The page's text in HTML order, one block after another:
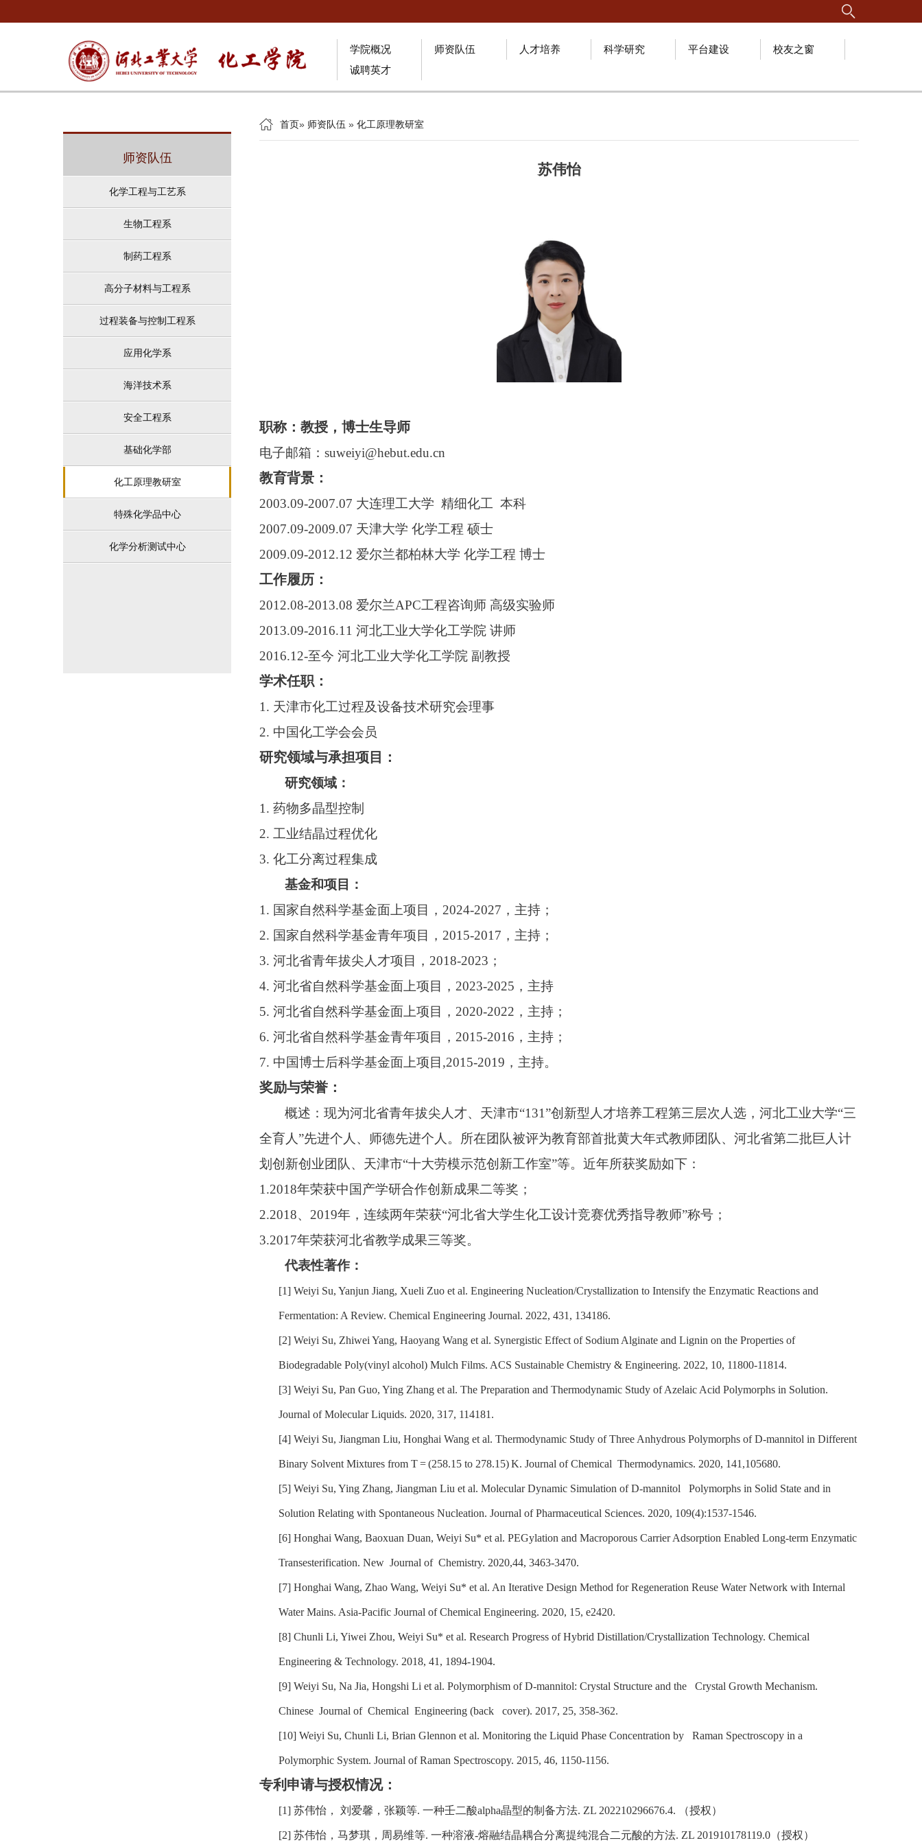
学院概况 师资队伍 人才培养 科学研究 平台建设
校友之窗
诚聘英才
师资队伍
化学工程与工艺系
生物工程系
制药工程系
高分子材料与工程系
过程装备与控制工程系
应用化学系
海洋技术系
安全工程系
基础化学部
化工原理教研室
特殊化学品中心
化学分析测试中心
首页» 师资队伍 » 化工原理教研室
苏伟怡
职称：教授，博士生导师
电子邮箱：suweiyi@hebut.edu.cn
教育背景：
2003.09-2007.07 大连理工大学 精细化工 本科
2007.09-2009.07 天津大学 化学工程 硕士
2009.09-2012.12 爱尔兰都柏林大学 化学工程 博士
工作履历：
2012.08-2013.08 爱尔兰APC工程咨询师 高级实验师
2013.09-2016.11 河北工业大学化工学院 讲师
2016.12-至今 河北工业大学化工学院 副教授
学术任职：
1. 天津市化工过程及设备技术研究会理事
2. 中国化工学会会员
研究领域与承担项目：
研究领域：
1. 药物多晶型控制
2. 工业结晶过程优化
3. 化工分离过程集成
基金和项目：
1. 国家自然科学基金面上项目，2024-2027，主持；
2. 国家自然科学基金青年项目，2015-2017，主持；
3. 河北省青年拔尖人才项目，2018-2023；
4. 河北省自然科学基金面上项目，2023-2025，主持
5. 河北省自然科学基金面上项目，2020-2022，主持；
6. 河北省自然科学基金青年项目，2015-2016，主持；
7. 中国博士后科学基金面上项目,2015-2019，主持。
奖励与荣誉：
概述：现为河北省青年拔尖人才、天津市“131”创新型人才培养工程第三层次人选，河北工业大学“三
全育人”先进个人、师德先进个人。所在团队被评为教育部首批黄大年式教师团队、河北省第二批巨人计
划创新创业团队、天津市“十大劳模示范创新工作室”等。近年所获奖励如下：
1.2018年荣获中国产学研合作创新成果二等奖；
2.2018、2019年，连续两年荣获“河北省大学生化工设计竞赛优秀指导教师”称号；
3.2017年荣获河北省教学成果三等奖。
代表性著作：
[1] Weiyi Su, Yanjun Jiang, Xueli Zuo et al. Engineering Nucleation/Crystallization to Intensify the Enzymatic Reactions and
Fermentation: A Review. Chemical Engineering Journal. 2022, 431, 134186.
[2] Weiyi Su, Zhiwei Yang, Haoyang Wang et al. Synergistic Effect of Sodium Alginate and Lignin on the Properties of
Biodegradable Poly(vinyl alcohol) Mulch Films. ACS Sustainable Chemistry & Engineering. 2022, 10, 11800-11814.
[3] Weiyi Su, Pan Guo, Ying Zhang et al. The Preparation and Thermodynamic Study of Azelaic Acid Polymorphs in Solution.
Journal of Molecular Liquids. 2020, 317, 114181.
[4] Weiyi Su, Jiangman Liu, Honghai Wang et al. Thermodynamic Study of Three Anhydrous Polymorphs of D-mannitol in Different
Binary Solvent Mixtures from T=(258.15 to 278.15)K. Journal of Chemical Thermodynamics. 2020, 141,105680.
[5] Weiyi Su, Ying Zhang, Jiangman Liu et al. Molecular Dynamic Simulation of D-mannitol Polymorphs in Solid State and in
Solution Relating with Spontaneous Nucleation. Journal of Pharmaceutical Sciences. 2020, 109(4):1537-1546.
[6] Honghai Wang, Baoxuan Duan, Weiyi Su* et al. PEGylation and Macroporous Carrier Adsorption Enabled Long-term Enzymatic
Transesterification. New Journal of Chemistry. 2020,44, 3463-3470.
[7] Honghai Wang, Zhao Wang, Weiyi Su* et al. An Iterative Design Method for Regeneration Reuse Water Network with Internal
Water Mains. Asia-Pacific Journal of Chemical Engineering. 2020, 15, e2420.
[8] Chunli Li, Yiwei Zhou, Weiyi Su* et al. Research Progress of Hybrid Distillation/Crystallization Technology. Chemical
Engineering & Technology. 2018, 41, 1894-1904.
[9] Weiyi Su, Na Jia, Hongshi Li et al. Polymorphism of D-mannitol: Crystal Structure and the Crystal Growth Mechanism.
Chinese Journal of Chemical Engineering (back cover). 2017, 25, 358-362.
[10] Weiyi Su, Chunli Li, Brian Glennon et al. Monitoring the Liquid Phase Concentration by Raman Spectroscopy in a
Polymorphic System. Journal of Raman Spectroscopy. 2015, 46, 1150-1156.
专利申请与授权情况：
[1] 苏伟怡， 刘爱馨，张颖等. 一种壬二酸alpha晶型的制备方法. ZL 202210296676.4. （授权）
[2] 苏伟怡，马梦琪，周易维等. 一种溶液-熔融结晶耦合分离提纯混合二元酸的方法. ZL 201910178119.0（授权）